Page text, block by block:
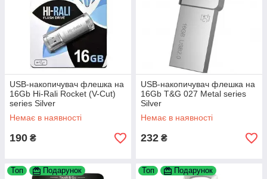
USB-накопичувач флешка на
16Gb Hi-Rali Rocket (V-Cut)
series Silver
Немає в наявності
190 ₴
USB-накопичувач флешка на
16Gb T&G 027 Metal series
Silver
Немає в наявності
232 ₴
Топ Подарунок Топ Подарунок